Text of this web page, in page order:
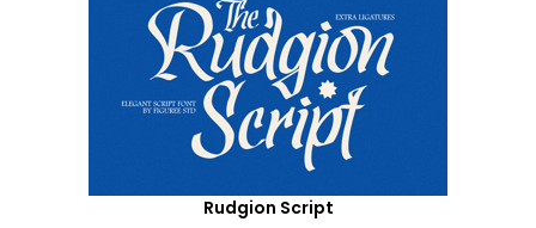
Rudgion Script